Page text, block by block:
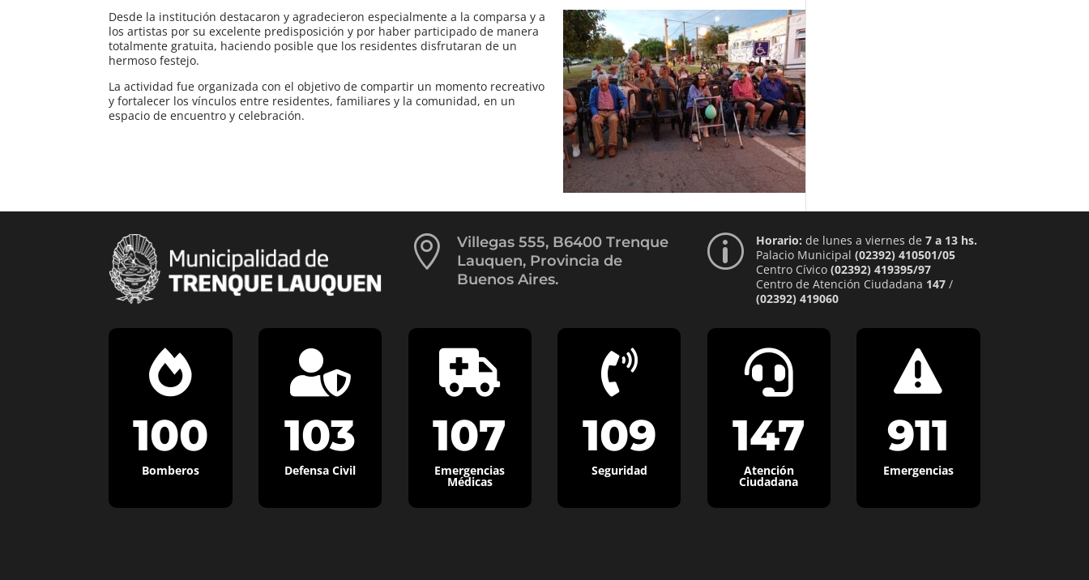
Desde la institución destacaron y agradecieron especialmente a la comparsa y a
los artistas por su excelente predisposición y por haber participado de manera
totalmente gratuita, haciendo posible que los residentes disfrutaran de un
hermoso festejo.
La actividad fue organizada con el objetivo de compartir un momento recreativo
y fortalecer los vínculos entre residentes, familiares y la comunidad, en un
espacio de encuentro y celebración.

Villegas 555, B6400 Trenque
Lauquen, Provincia de
Buenos Aires.
p Horario: de lunes a viernes de 7 a 13 hs.
Palacio Municipal (02392) 410501/05
Centro Cívico (02392) 419395/97
Centro de Atención Ciudadana 147/
(02392) 419060

100
Bomberos

103
Defensa Civil

107
Emergencias
Médicas

109
Seguridad

147
Atención
Ciudadana

911
Emergencias